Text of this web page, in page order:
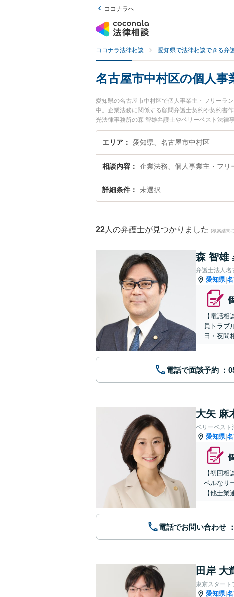
ココナラへ
ココナラ法律相談 愛知県で法律相談できる弁
名古屋市中村区の個人
愛知県の名古屋市中村区で個人事業主・フリーラ
中。企業法務に関係する顧問弁護士契約や契約書
光法律事務所の森 智雄弁護士やベリーベスト法律
弁護士費用、強みなどが注目されています。『名
ーランスのトラブル解決の実績豊富な近くの弁護
エリア 愛知県、名古屋市中村区
相談内容 企業法務、個人事業主・フリ
詳細条件 未選択
22 人の弁護士が見つかりました (検索結果
森 智雄
弁護士法人名
愛知県|
【電話
員トラブ
日・夜間
電話で面談予約
大矢 麻
ベリーベスト
愛知県|
【初回
ベルなリ
【他士業
電話でお問い合わせ
田岸 大
東京スタート
愛知県|